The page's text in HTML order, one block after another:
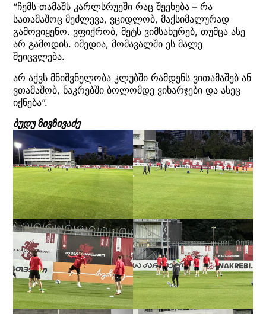
“ჩემს თამაშს კარლსრუეში რაც შეეხება – რა
სათამაშოც მეძლევა, ვციდლობ, მაქსიმალურად
გამოვიყენო. ვფიქრობ, მეტს ვიმსახურებ, თუმცა ასე
არ გამოდის. იმედია, მომავალში ეს მალე
შეიცვლება.
არ აქვს მნიშვნელობა კლუბში რამდენს ვითამაშებ ან
ვთამაშობ, ნაკრებში ბოლომდე ვიხარჯები და ასეც
იქნება”.
ბუდუ ზივზივაძე